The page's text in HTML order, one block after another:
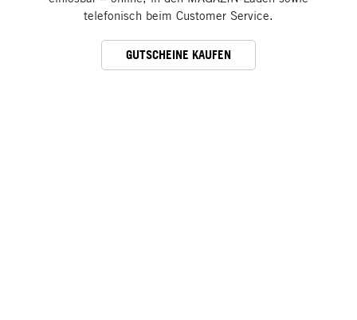
telefonisch beim Customer Service.
GUTSCHEINE KAUFEN